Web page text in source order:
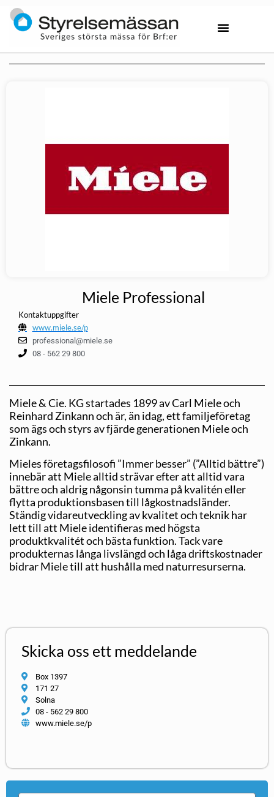
Miele Professional
Kontaktuppgifter
www.miele.se/p
professional@miele.se
08 - 562 29 800
Miele & Cie. KG startades 1899 av Carl Miele och
Reinhard Zinkann och är, än idag, ett familjeföretag
som ägs och styrs av fjärde generationen Miele och
Zinkann.
Mieles företagsfilosofi ”Immer besser” (”Alltid bättre”)
innebär att Miele alltid strävar efter att alltid vara
bättre och aldrig någonsin tumma på kvalitén eller
flytta produktionsbasen till lågkostnadsländer.
Ständig vidareutveckling av kvalitet och teknik har
lett till att Miele identifieras med högsta
produktkvalitét och bästa funktion. Tack vare
produkternas långa livslängd och låga driftskostnader
bidrar Miele till att hushålla med naturresurserna.
Skicka oss ett meddelande
Box 1397
171 27
Solna
08 - 562 29 800
www.miele.se/p